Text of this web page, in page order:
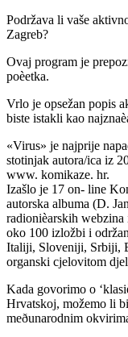
Podržava li vaše
Zagreb?
Ovaj program je
poèetka.
Vrlo je opsežan popis
biste istakli kao
«Virus» je najprije
stotinjak autora/ica iz
www. komikaze. hr.
Izašlo je 17 on- line
autorska albuma (D.
radionièarskih
oko 100 izložbi i
Italiji, Sloveniji, Srbiji,
organski cjelovitom
Kada govorimo o
Hrvatskoj, možemo li
meðunarodnim